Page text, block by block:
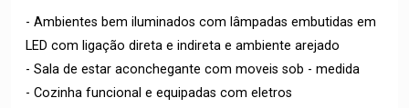
- Ambientes bem iluminados com lâmpadas embutidas em
LED com ligação direta e indireta e ambiente arejado
- Sala de estar aconchegante com moveis sob - medida
- Cozinha funcional e equipadas com eletros